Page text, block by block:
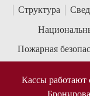
Структура
Пожарная
Кассы работают